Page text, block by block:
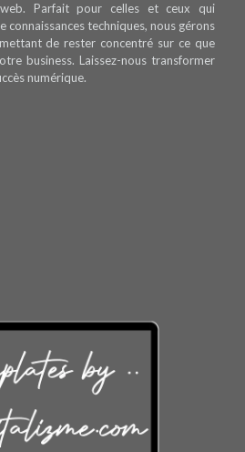
Parfait pour celles et ceux qui
connaissances techniques, nous gérons
de rester concentré sur ce que
business. Laissez-nous transformer
numérique.